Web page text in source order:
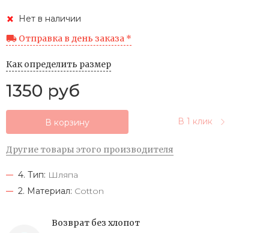
Нет в наличии
Отправка в день заказа *
Как определить размер
1350 руб
В корзину В 1 клик
Другие товары этого производителя
4. Тип: Шляпа
2. Материал: Cotton
Возврат без хлопот